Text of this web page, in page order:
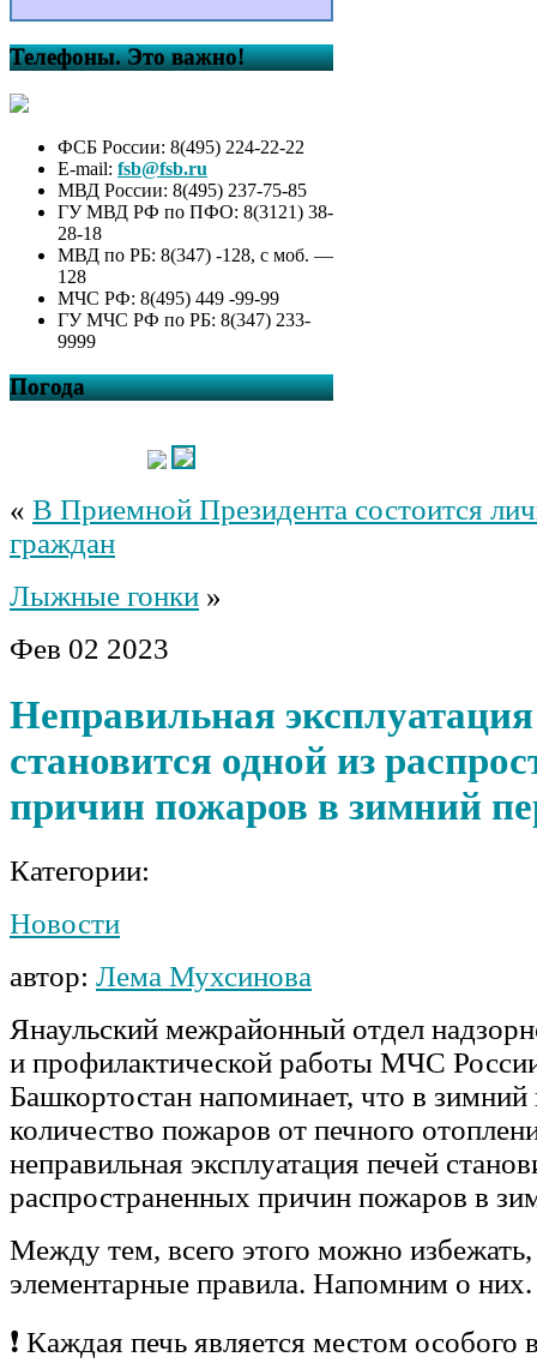
Телефоны. Это важно!
ФСБ России: 8(495) 224-22-22
E-mail: fsb@fsb.ru
МВД России: 8(495) 237-75-85
ГУ МВД РФ по ПФО: 8(3121) 38-
28-18
МВД по РБ: 8(347) -128, с моб. —
128
МЧС РФ: 8(495) 449 -99-99
ГУ МЧС РФ по РБ: 8(347) 233-
9999
Погода
« В Приемной Президента состоится
граждан
Лыжные гонки »
Фев 02 2023
Неправильная
становится одной из
причин пожаров в зимний
Категории:
Новости
автор: Лема Мухсинова
Янаульский межрайонный отдел
и профилактической работы МЧС
Башкортостан напоминает, что в зимний
количество пожаров от печного
неправильная эксплуатация печей
распространенных причин пожаров в
Между тем, всего этого можно
элементарные правила. Напомним о них.
❗ Каждая печь является местом особого